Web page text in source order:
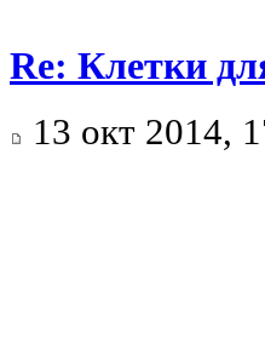
Re: Клетки
13 окт 2014,